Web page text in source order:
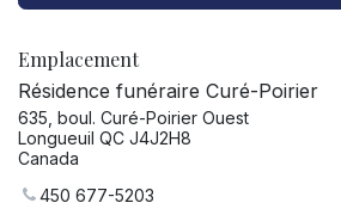
Emplacement
Résidence funéraire Curé-Poirier
635, boul. Curé-Poirier Ouest
Longueuil QC J4J2H8
Canada
450 677-5203